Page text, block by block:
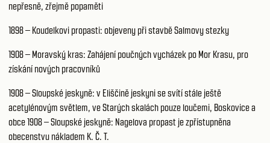
nepřesně, zřejmě popaměti
1898 – Koudelkovi propasti: objeveny při stavbě Salmovy stezky
1908 – Moravský kras: Zahájení poučných vycházek po Mor Krasu, pro
získání nových pracovníků
1908 – Sloupské jeskyně: v Eliščině jeskyni se svítí stále ještě
acetylénovým světlem, ve Starých skalách pouze loučemi, Boskovice a
obce 1908 – Sloupské jeskyně: Nagelova propast je zpřístupněna
obecenstvu nákladem K. Č. T.